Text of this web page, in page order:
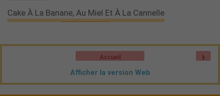
Cake À La Banane, Au Miel Et À La Cannelle
›
Accueil
Afficher la version Web